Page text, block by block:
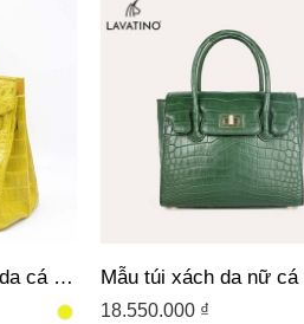
Mẫu túi xách tay nữ da cá sấu HSF19 hàng hiệu
18.550.000 ₫